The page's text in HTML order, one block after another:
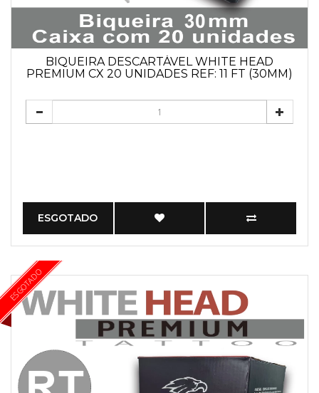
BIQUEIRA DESCARTÁVEL WHITE HEAD
PREMIUM CX 20 UNIDADES REF: 11 FT (30MM)
ESGOTADO
ESGOTADO